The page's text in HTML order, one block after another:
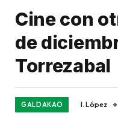
Cine con
de
Torrezabal
GALDAKAO I. López